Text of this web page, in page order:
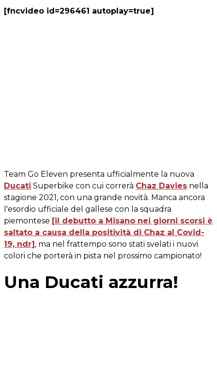
[fncvideo id=296461 autoplay=true]
Team Go Eleven presenta ufficialmente la nuova
Ducati Superbike con cui correrà Chaz Davies nella
stagione 2021, con una grande novità. Manca ancora
l'esordio ufficiale del gallese con la squadra
piemontese [il debutto a Misano nei giorni scorsi è
saltato a causa della positività di Chaz al Covid-
19, ndr], ma nel frattempo sono stati svelati i nuovi
colori che porterà in pista nel prossimo campionato!
Una Ducati azzurra!